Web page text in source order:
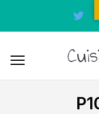
twitter